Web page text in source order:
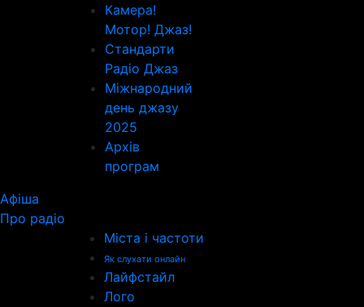
Камера!
Мотор! Джаз!
Стандарти
Радіо Джаз
Міжнародний
день джазу
2025
Архів
програм
Афіша
Про радіо
Міста і частоти
Як слухати онлайн
Лайфстайл
Лого